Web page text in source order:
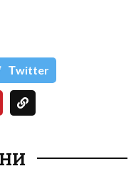
Тwitter